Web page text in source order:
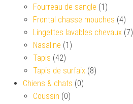
Fourreau de sangle (1)
Frontal chasse mouches (4)
Lingettes lavables chevaux (7)
Nasaline (1)
Tapis (42)
Tapis de surfaix (8)
Chiens & chats (0)
Coussin (0)